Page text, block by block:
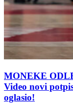
MONEKE
Video novi
oglasio!